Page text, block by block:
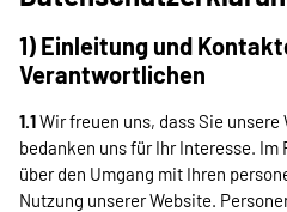
1) Einleitung und
Verantwortlichen
1.1Wir freuen uns, dass Sie
bedanken uns für Ihr Interesse.
über den Umgang mit Ihren
Nutzung unserer Website.